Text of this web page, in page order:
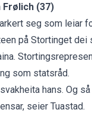
(37)
seg som leiar
på Stortinget dei
som statsråd.
hans. Og
seier Tuastad.